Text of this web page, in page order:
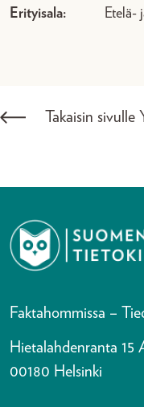
Erityisala: Etelä-
Takaisin sivulle
Faktahommissa –
Hietalahdenranta 15
00180 Helsinki